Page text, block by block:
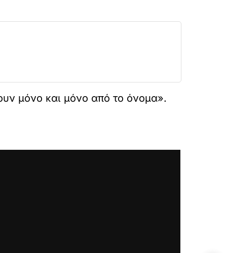
μόνο και μόνο από το όνομα».